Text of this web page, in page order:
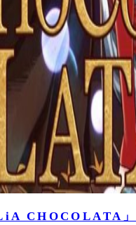
CHOCOLATA